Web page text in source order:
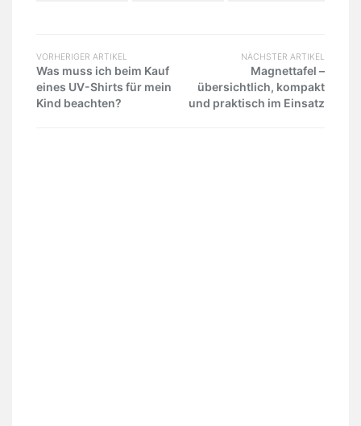
VORHERIGER ARTIKEL
Was muss ich beim Kauf
eines UV-Shirts für mein
Kind beachten?
NÄCHSTER ARTIKEL
Magnettafel –
übersichtlich, kompakt
und praktisch im Einsatz